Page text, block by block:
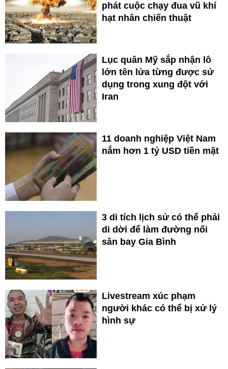
phát cuộc chạy đua vũ khí
hạt nhân chiến thuật
Lục quân Mỹ sắp nhận lô
lớn tên lửa từng được sử
dụng trong xung đột với
Iran
11 doanh nghiệp Việt Nam
nắm hơn 1 tỷ USD tiền mặt
3 di tích lịch sử có thể phải
di dời để làm đường nối
sân bay Gia Bình
Livestream xúc phạm
người khác có thể bị xử lý
hình sự